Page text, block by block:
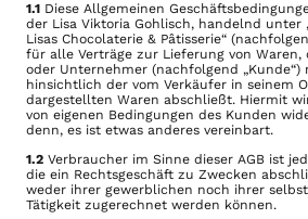
1.1 Diese Allgemeinen
der Lisa Viktoria Gohlisch, handelnd unter
Lisas Chocolaterie & Pâtisserie“
für alle Verträge zur Lieferung von Waren,
oder Unternehmer (nachfolgend „Kunde“)
hinsichtlich der vom Verkäufer in seinem
dargestellten Waren abschließt. Hiermit
von eigenen Bedingungen des Kunden
denn, es ist etwas anderes vereinbart.
1.2 Verbraucher im Sinne dieser AGB ist
die ein Rechtsgeschäft zu Zwecken
weder ihrer gewerblichen noch ihrer
Tätigkeit zugerechnet werden können.